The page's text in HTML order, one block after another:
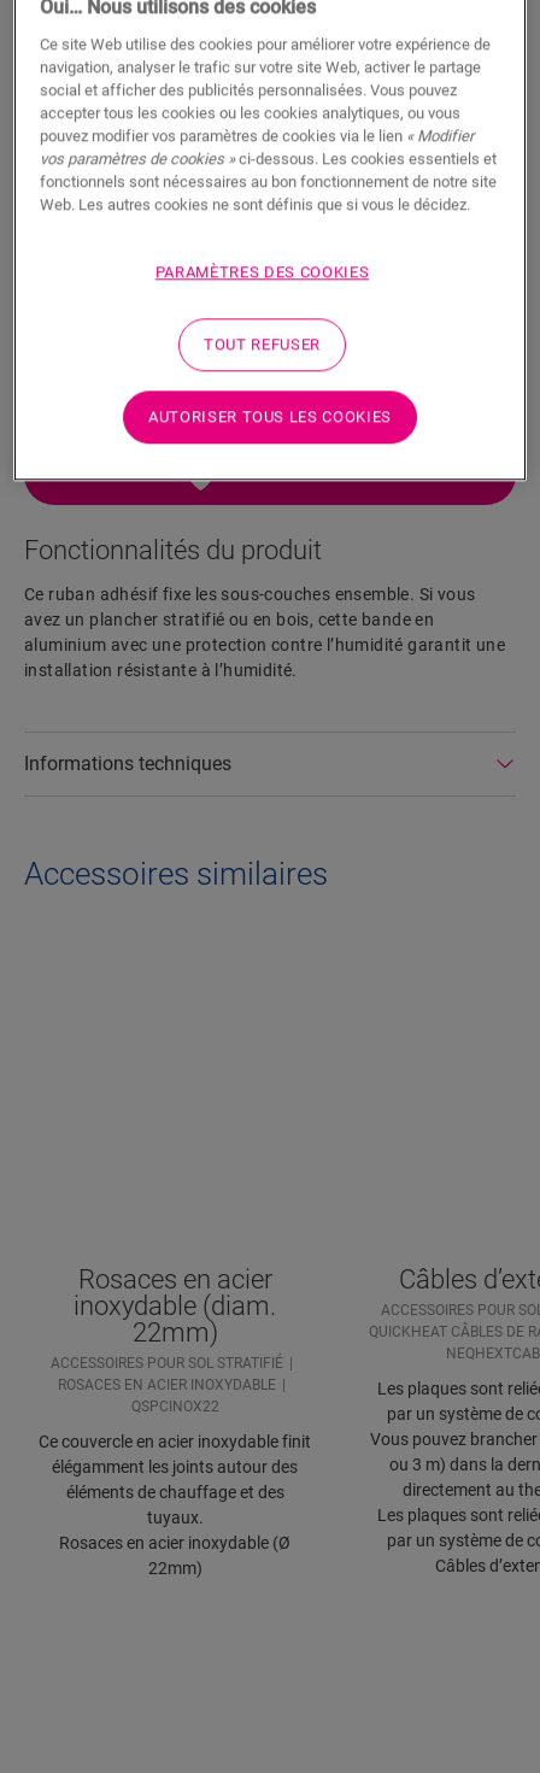
Ruban auto-adhésif
ACCESSOIRES POUR SOL STRATIFIÉ RUBAN ADHÉSIF NETAPE50
Protection contre l'humidité ascendante
RECHERCHER
Fonctionnalités du produit
Ce ruban adhésif fixe les sous-couches ensemble. Si vous
avez un plancher stratifié ou en bois, cette bande en
aluminium avec une protection contre l’humidité garantit une
installation résistante à l’humidité.
Informations techniques
Accessoires similaires
Rosaces en acier
inoxydable (diam.
22mm)
ACCESSOIRES POUR SOL STRATIFIÉ
ROSACES EN ACIER INOXYDABLE
QSPCINOX22
Ce couvercle en acier inoxydable finit
élégamment les joints autour des
éléments de chauffage et des
tuyaux.
Rosaces en acier inoxydable (Ø
22mm)
Câbles
ACCESSOIRES POUR
QUICKHEAT CÂBLES DE
Les plaques sont
par un système de
Vous pouvez
ou 3 m) dans la
directement au
Les plaques sont
par un système de
Câbles
Oui… Nous utilisons des cookies
Ce site Web utilise des cookies pour améliorer votre expérience de
navigation, analyser le trafic sur votre site Web, activer le partage
social et afficher des publicités personnalisées. Vous pouvez
accepter tous les cookies ou les cookies analytiques, ou vous
pouvez modifier vos paramètres de cookies via le lien « Modifier
vos paramètres de cookies »ci-dessous. Les cookies essentiels et
fonctionnels sont nécessaires au bon fonctionnement de notre site
Web. Les autres cookies ne sont définis que si vous le décidez.
PARAMÈTRES DES COOKIES
TOUT REFUSER
AUTORISER TOUS LES COOKIES